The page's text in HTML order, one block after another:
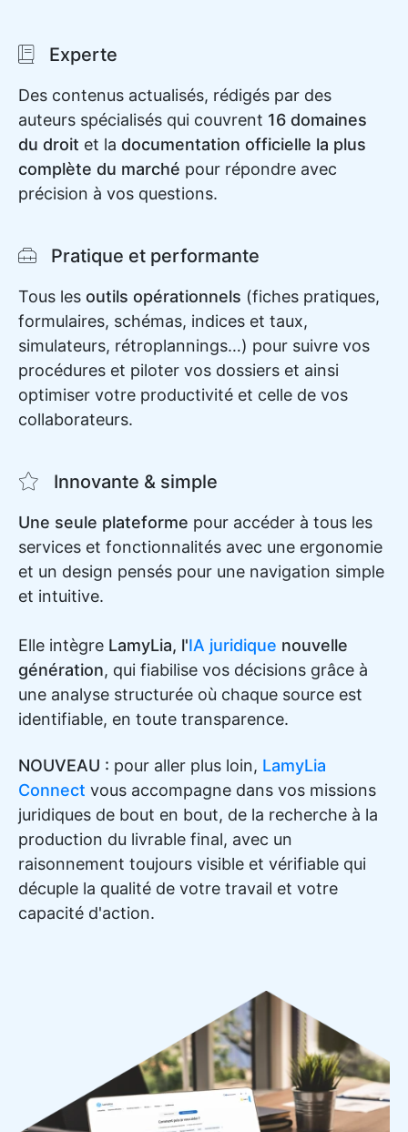
Experte
Des contenus actualisés, rédigés par des
auteurs spécialisés qui couvrent 16 domaines
du droit et la documentation officielle la plus
complète du marché pour répondre avec
précision à vos questions.
Pratique et performante
Tous les outils opérationnels (fiches pratiques,
formulaires, schémas, indices et taux,
simulateurs, rétroplannings…) pour suivre vos
procédures et piloter vos dossiers et ainsi
optimiser votre productivité et celle de vos
collaborateurs.
Innovante & simple
Une seule plateforme pour accéder à tous les
services et fonctionnalités avec une ergonomie
et un design pensés pour une navigation simple
et intuitive.
Elle intègre LamyLia, l'IA juridique nouvelle
génération, qui fiabilise vos décisions grâce à
une analyse structurée où chaque source est
identifiable, en toute transparence.
NOUVEAU : pour aller plus loin, LamyLia
Connect vous accompagne dans vos missions
juridiques de bout en bout, de la recherche à la
production du livrable final, avec un
raisonnement toujours visible et vérifiable qui
décuple la qualité de votre travail et votre
capacité d'action.